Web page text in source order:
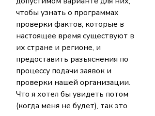
чтобы узнать о программах
проверки фактов, которые в
настоящее время существуют в
их стране и регионе, и
предоставить разъяснения по
процессу подачи заявок и
проверки нашей организации.
Что я хотел бы увидеть потом
(когда меня не будет), так это